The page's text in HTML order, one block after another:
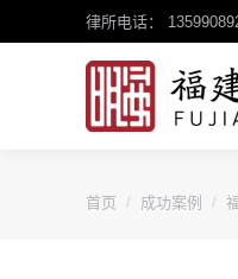
律所电话：
您的位置：
首页 成功案例